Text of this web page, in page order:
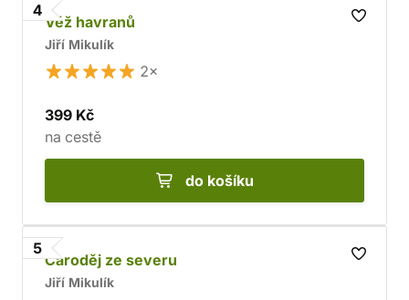
4
Věž havranů
Jiří Mikulík
2×
399 Kč
na cestě
do košíku
5
Čaroděj ze severu
Jiří Mikulík